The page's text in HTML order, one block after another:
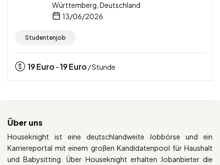
Württemberg, Deutschland
13/06/2026
Studentenjob
19Euro -19Euro / Stunde
Über uns
Houseknight ist eine deutschlandweite Jobbörse und ein
Karriereportal mit einem großen Kandidatenpool für Haushalt
und Babysitting. Über Houseknight erhalten Jobanbieter die